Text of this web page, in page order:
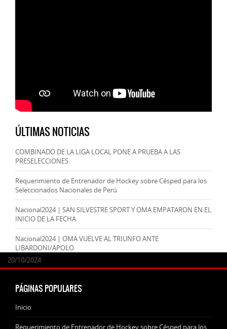
ÚLTIMAS NOTICIAS
COMBINADO DE LA LIGA LOCAL PONE A PRUEBA A LAS
PRESELECCIONES
24/09/2025
Requerimiento de Entrenador de Hockey sobre Césped para los
Seleccionados Nacionales de Perú
07/11/2024
Nacional2024 | SAN SILVESTRE SPORT Y OMA EMPATARON EN EL
INICIO DE LA FECHA
20/10/2024
Nacional2024 | OMA VUELVE AL TRIUNFO ANTE
LIBARDONI/APOLO
20/10/2024
PÁGINAS POPULARES
Inicio
Requerimiento de Entrenador de Hockey sobre Césped para los